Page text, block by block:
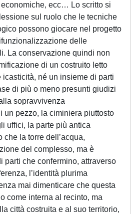
ecc… Lo scritto si
sul ruolo che le tecniche
possono giocare nel progetto
delle
La conservazione quindi non
di un costruito letto
né un insieme di parti
di più o meno presunti giudizi
sopravvivenza
un pezzo, la ciminiera piuttosto
uffici, la parte più antica
che la torre dell’acqua,
del complesso, ma è
parti che confermino, attraverso
l’identità plurima
mai dimenticare che questa
come interna al recinto, ma
città costruita e al suo territorio,